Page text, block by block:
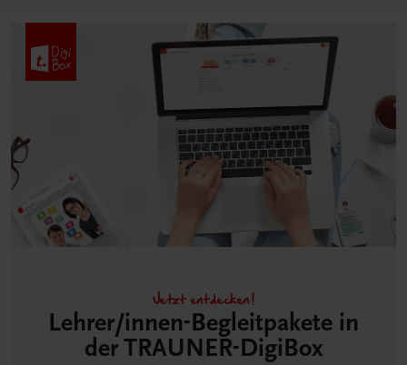
Jetzt entdecken!
Lehrer/innen-Begleitpakete in
der TRAUNER-DigiBox